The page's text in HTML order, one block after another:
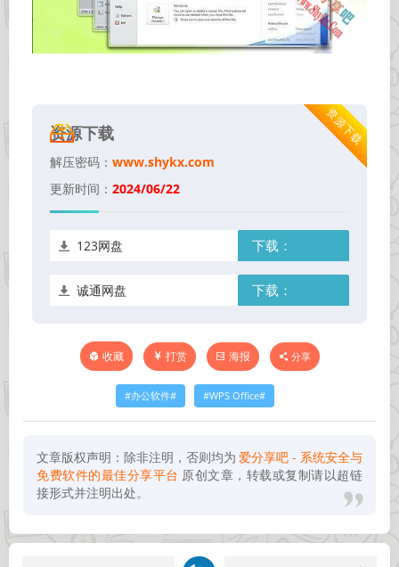
资源下载
资源下载
解压密码： www.shykx.com
更新时间： 2024/06/22
下载：
123网盘
下载：
诚通网盘
收藏 打赏 海报 分享
办公软件 WPS Office
文章版权声明：除非注明，否则均为 爱分享吧 - 系统安全与
免费软件的最佳分享平台 原创文章，转载或复制请以超链
接形式并注明出处。